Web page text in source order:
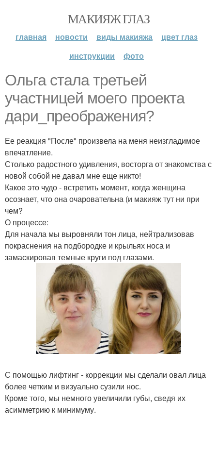
МАКИЯЖ ГЛАЗ
главная новости виды макияжа
цвет глаз
инструкции
фото
Ольга стала третьей
участницей моего проекта
дари_преображения?
Ее реакция "После" произвела на меня неизгладимое
впечатление.
Столько радостного удивления, восторга от знакомства с
новой собой не давал мне еще никто!
Какое это чудо - встретить момент, когда женщина
осознает, что она очаровательна (и макияж тут ни при
чем?
О процессе:
Для начала мы выровняли тон лица, нейтрализовав
покраснения на подбородке и крыльях носа и
замаскировав темные круги под глазами.
С помощью лифтинг - коррекции мы сделали овал лица
более четким и визуально сузили нос.
Кроме того, мы немного увеличили губы, сведя их
асимметрию к минимуму.